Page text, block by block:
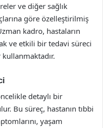
ve diğer sağlık
göre özelleştirilmiş
kadro, hastaların
ve etkili bir tedavi süreci
detaylı bir
Bu süreç, hastanın tıbbi
yaşam